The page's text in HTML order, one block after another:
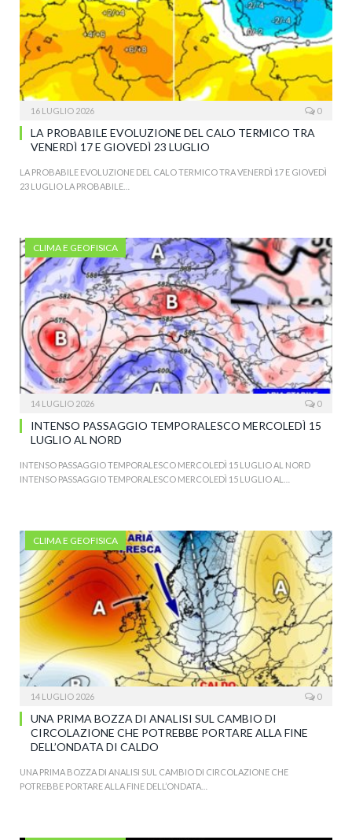
16 LUGLIO 2026 0
LA PROBABILE EVOLUZIONE DEL CALO TERMICO TRA
VENERDÌ 17 E GIOVEDÌ 23 LUGLIO
LA PROBABILE EVOLUZIONE DEL CALO TERMICO TRA VENERDÌ 17 E GIOVEDÌ
23 LUGLIO LA PROBABILE…
CLIMA E GEOFISICA
14 LUGLIO 2026 0
INTENSO PASSAGGIO TEMPORALESCO MERCOLEDÌ 15
LUGLIO AL NORD
INTENSO PASSAGGIO TEMPORALESCO MERCOLEDÌ 15 LUGLIO AL NORD
INTENSO PASSAGGIO TEMPORALESCO MERCOLEDÌ 15 LUGLIO AL…
CLIMA E GEOFISICA
14 LUGLIO 2026 0
UNA PRIMA BOZZA DI ANALISI SUL CAMBIO DI
CIRCOLAZIONE CHE POTREBBE PORTARE ALLA FINE
DELL’ONDATA DI CALDO
UNA PRIMA BOZZA DI ANALISI SUL CAMBIO DI CIRCOLAZIONE CHE
POTREBBE PORTARE ALLA FINE DELL’ONDATA…